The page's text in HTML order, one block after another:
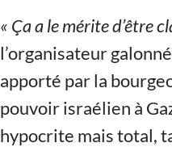
« Ça a le mérite d’être
l’organisateur
apporté par la
pouvoir israélien à
hypocrite mais total,